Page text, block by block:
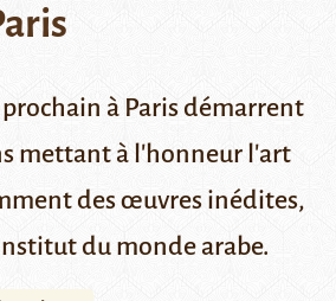
prochain à Paris démarrent
mettant à l'honneur l'art
des œuvres inédites,
du monde arabe.